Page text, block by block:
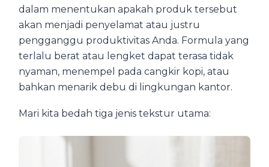
dalam menentukan apakah produk tersebut
akan menjadi penyelamat atau justru
pengganggu produktivitas Anda. Formula yang
terlalu berat atau lengket dapat terasa tidak
nyaman, menempel pada cangkir kopi, atau
bahkan menarik debu di lingkungan kantor.
Mari kita bedah tiga jenis tekstur utama: